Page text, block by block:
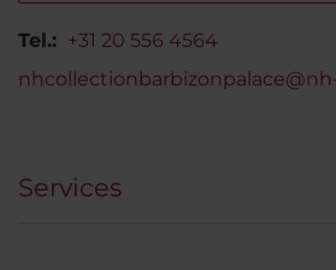
Tel.: +31 20 556 4564
Services